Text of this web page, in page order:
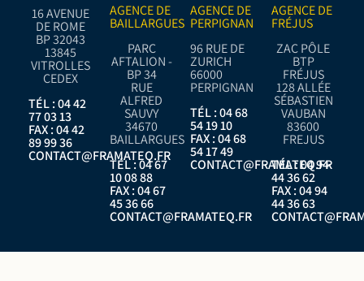
16 AVENUE
DE ROME
BP 32043
13845
VITROLLES
CEDEX
TÉL : 04 42
77 03 13
FAX : 04 42
89 99 36
CONTACT@FRAMATEQ.FR
AGENCE DE
BAILLARGUES
PARC
AFTALION -
BP 34
RUE
ALFRED
SAUVY
34670
BAILLARGUES
TÉL : 04 67
10 08 88
FAX : 04 67
45 36 66
CONTACT@FRAMATEQ.FR
AGENCE DE
PERPIGNAN
96 RUE DE
ZURICH
66000
PERPIGNAN
TÉL : 04 68
54 19 10
FAX : 04 68
54 17 49
CONTACT@FRAMATEQ.FR
AGENCE DE
FRÉJUS
ZAC PÔLE
BTP
FRÉJUS
128 ALLÉE
SÉBASTIEN
VAUBAN
83600
FREJUS
TÉL : 04 94
44 36 62
FAX : 04 94
44 36 63